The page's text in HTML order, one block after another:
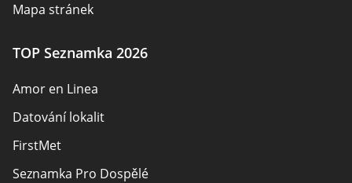
Mapa stránek
TOP Seznamka 2026
Amor en Linea
Datování lokalit
FirstMet
Seznamka Pro Dospělé